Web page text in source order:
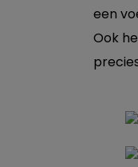
een
Ook